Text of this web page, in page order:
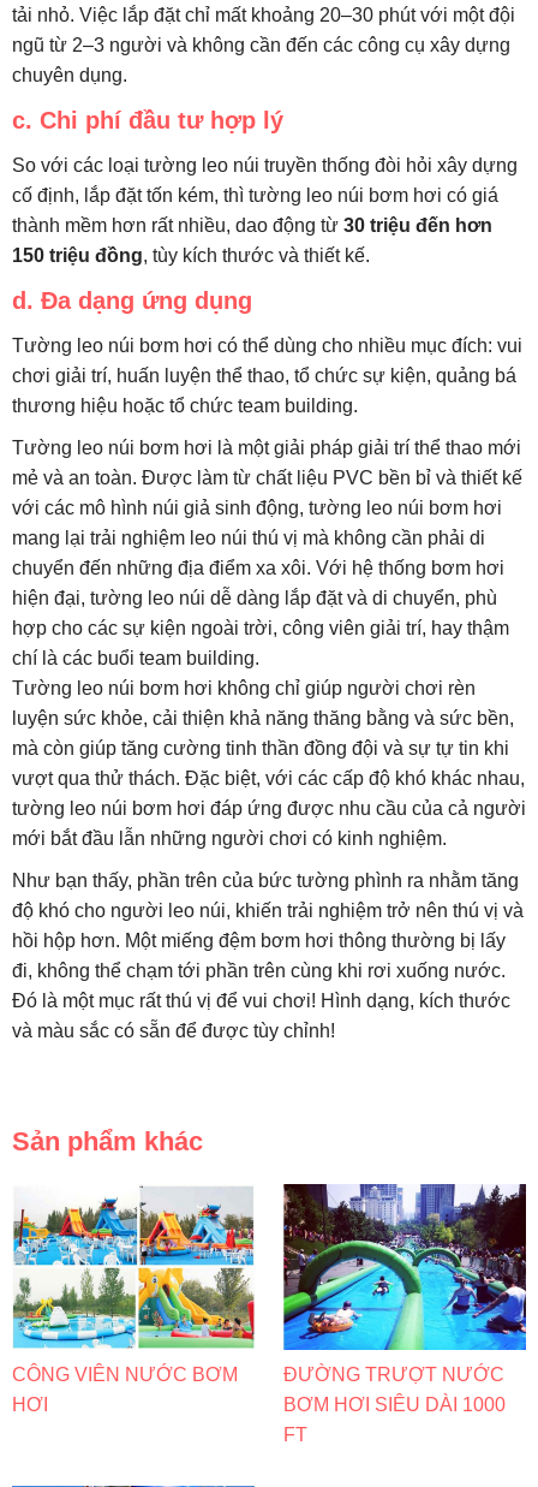
tải nhỏ. Việc lắp đặt chỉ mất khoảng 20–30 phút với một đội
ngũ từ 2–3 người và không cần đến các công cụ xây dựng
chuyên dụng.
c. Chi phí đầu tư hợp lý
So với các loại tường leo núi truyền thống đòi hỏi xây dựng
cố định, lắp đặt tốn kém, thì tường leo núi bơm hơi có giá
thành mềm hơn rất nhiều, dao động từ 30 triệu đến hơn
150 triệu đồng, tùy kích thước và thiết kế.
d. Đa dạng ứng dụng
Tường leo núi bơm hơi có thể dùng cho nhiều mục đích: vui
chơi giải trí, huấn luyện thể thao, tổ chức sự kiện, quảng bá
thương hiệu hoặc tổ chức team building.
Tường leo núi bơm hơi là một giải pháp giải trí thể thao mới
mẻ và an toàn. Được làm từ chất liệu PVC bền bỉ và thiết kế
với các mô hình núi giả sinh động, tường leo núi bơm hơi
mang lại trải nghiệm leo núi thú vị mà không cần phải di
chuyển đến những địa điểm xa xôi. Với hệ thống bơm hơi
hiện đại, tường leo núi dễ dàng lắp đặt và di chuyển, phù
hợp cho các sự kiện ngoài trời, công viên giải trí, hay thậm
chí là các buổi team building.
Tường leo núi bơm hơi không chỉ giúp người chơi rèn
luyện sức khỏe, cải thiện khả năng thăng bằng và sức bền,
mà còn giúp tăng cường tinh thần đồng đội và sự tự tin khi
vượt qua thử thách. Đặc biệt, với các cấp độ khó khác nhau,
tường leo núi bơm hơi đáp ứng được nhu cầu của cả người
mới bắt đầu lẫn những người chơi có kinh nghiệm.
Như bạn thấy, phần trên của bức tường phình ra nhằm tăng
độ khó cho người leo núi, khiến trải nghiệm trở nên thú vị và
hồi hộp hơn. Một miếng đệm bơm hơi thông thường bị lấy
đi, không thể chạm tới phần trên cùng khi rơi xuống nước.
Đó là một mục rất thú vị để vui chơi! Hình dạng, kích thước
và màu sắc có sẵn để được tùy chỉnh!
Sản phẩm khác
CÔNG VIÊN NƯỚC BƠM
HƠI
ĐƯỜNG TRƯỢT NƯỚC
BƠM HƠI SIÊU DÀI 1000
FT